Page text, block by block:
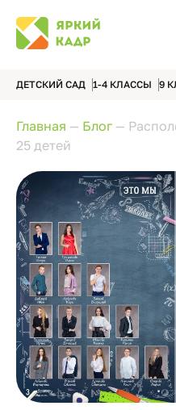
ДЕТСКИЙ САД 1-4 КЛАССЫ 9
Главная — Блог —
25 детей